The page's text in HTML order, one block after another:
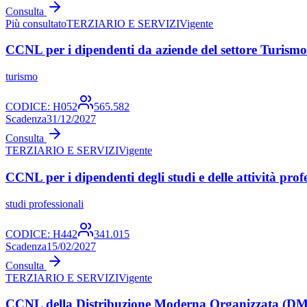
Consulta
Più consultatoTERZIARIO E SERVIZIVigente
CCNL per i dipendenti da aziende del settore Turismo
turismo
CODICE: H052
565.582
Scadenza31/12/2027
Consulta
TERZIARIO E SERVIZIVigente
CCNL per i dipendenti degli studi e delle attività
studi professionali
CODICE: H442
341.015
Scadenza15/02/2027
Consulta
TERZIARIO E SERVIZIVigente